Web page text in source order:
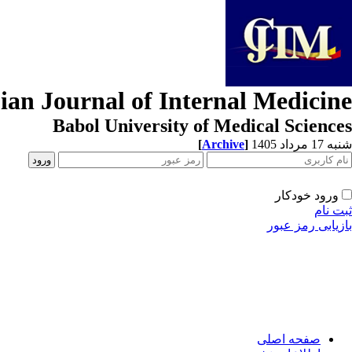
Journal of Internal Medicine
Babol University of Medical Sciences
شنبه 17 مرداد 1405 [Archive]
ورود خودکار
ثبت نام
بازیابی رمز عبور
صفحه اصلی